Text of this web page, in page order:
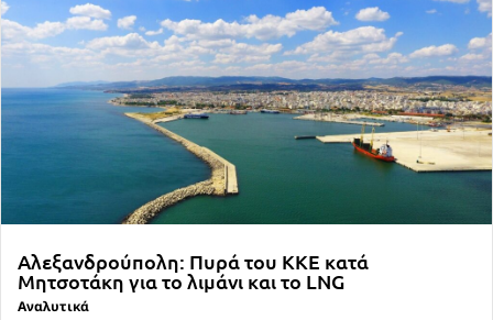
Αλεξανδρούπολη: Πυρά του ΚΚΕ κατά
Μητσοτάκη για το λιμάνι και το LNG
Αναλυτικά